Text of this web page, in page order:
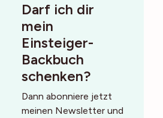
Darf ich dir
mein
Einsteiger-
Backbuch
schenken?
Dann abonniere jetzt
meinen Newsletter und